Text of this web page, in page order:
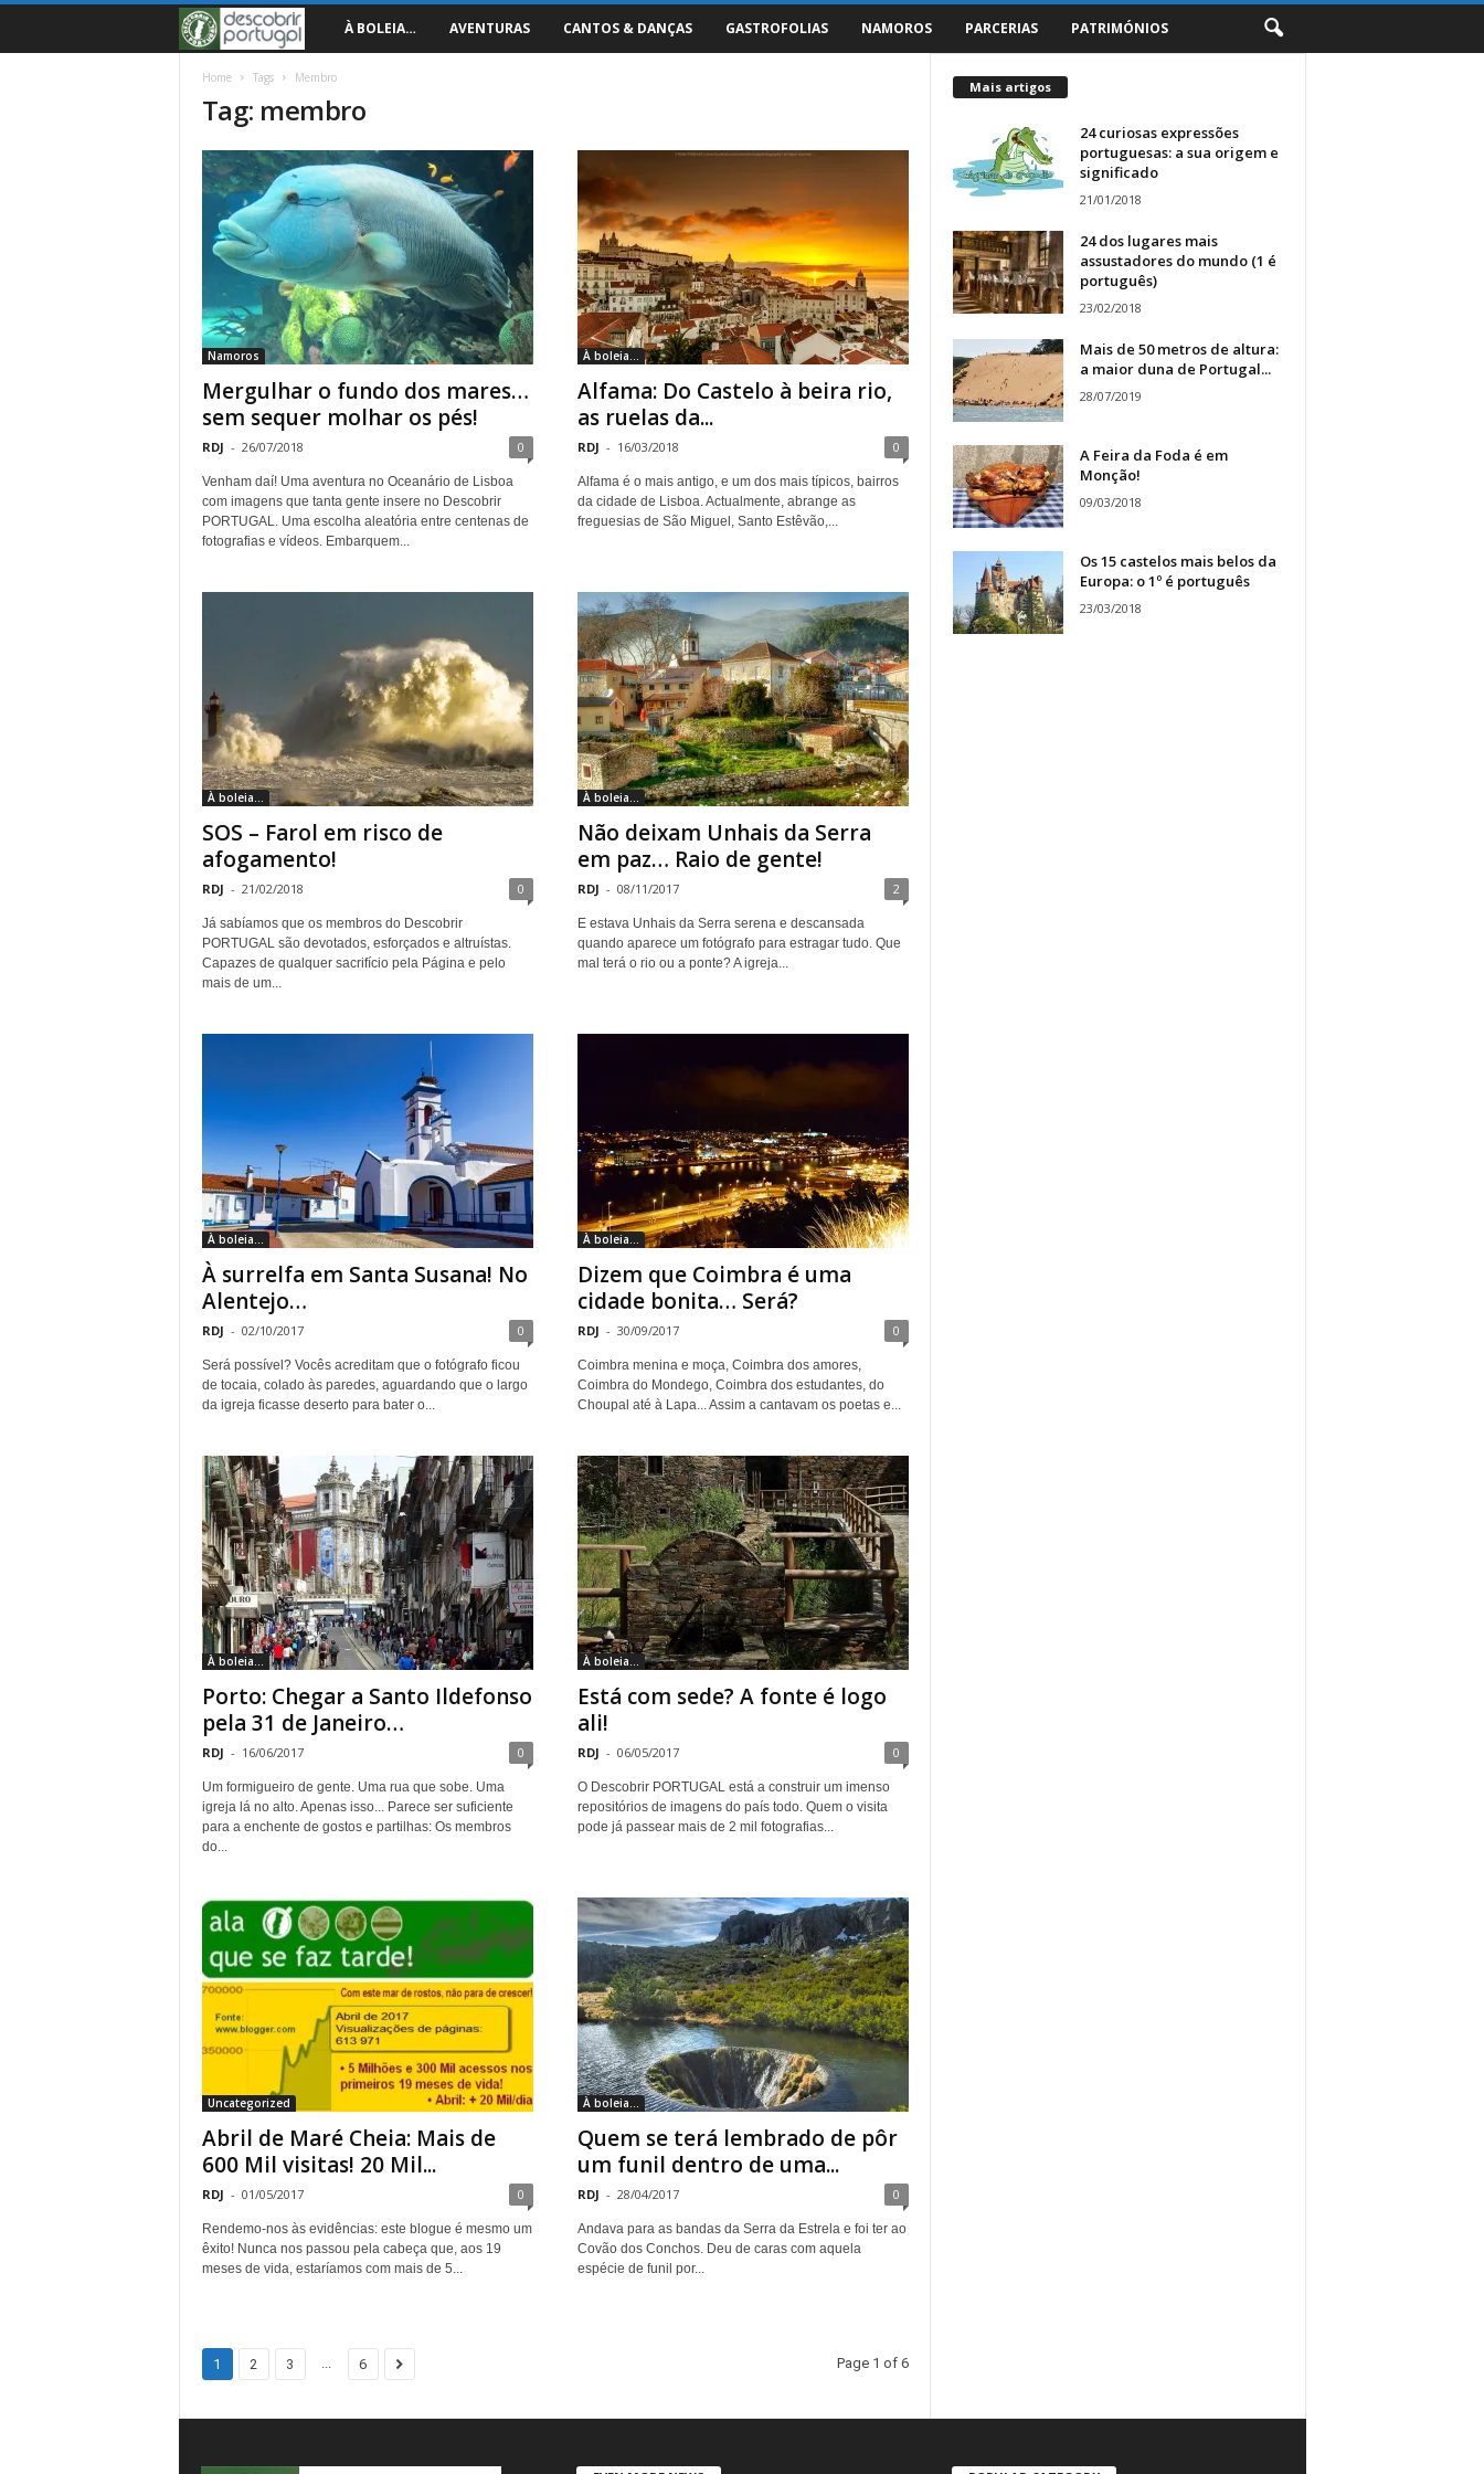
e
s
c
b
r
i
r
a
l
À BOLEIA… AVENTURAS CANTOS & DANÇAS GASTROFOLIAS NAMOROS PARCERIAS PATRIMÓNIOS
Home Tags Membro
Tag: membro
Namoros
Mergulhar o fundo dos mares…
sem sequer molhar os pés!
RDJ - 26/07/2018 0
Venham daí! Uma aventura no Oceanário de Lisboa
com imagens que tanta gente insere no Descobrir
PORTUGAL. Uma escolha aleatória entre centenas de
fotografias e vídeos. Embarquem...
À boleia...
Alfama: Do Castelo à beira rio,
as ruelas da...
RDJ - 16/03/2018 0
Alfama é o mais antigo, e um dos mais típicos, bairros
da cidade de Lisboa. Actualmente, abrange as
freguesias de São Miguel, Santo Estêvão,...
À boleia...
SOS – Farol em risco de
afogamento!
RDJ - 21/02/2018 0
Já sabíamos que os membros do Descobrir
PORTUGAL são devotados, esforçados e altruístas.
Capazes de qualquer sacrifício pela Página e pelo
mais de um...
À boleia...
Não deixam Unhais da Serra
em paz… Raio de gente!
RDJ - 08/11/2017 2
E estava Unhais da Serra serena e descansada
quando aparece um fotógrafo para estragar tudo. Que
mal terá o rio ou a ponte? A igreja...
À boleia...
À surrelfa em Santa Susana! No
Alentejo…
RDJ - 02/10/2017 0
Será possível? Vocês acreditam que o fotógrafo ficou
de tocaia, colado às paredes, aguardando que o largo
da igreja ficasse deserto para bater o...
À boleia...
Dizem que Coimbra é uma
cidade bonita… Será?
RDJ - 30/09/2017 0
Coimbra menina e moça, Coimbra dos amores,
Coimbra do Mondego, Coimbra dos estudantes, do
Choupal até à Lapa... Assim a cantavam os poetas e...
À boleia...
Porto: Chegar a Santo Ildefonso
pela 31 de Janeiro…
RDJ - 16/06/2017 0
Um formigueiro de gente. Uma rua que sobe. Uma
igreja lá no alto. Apenas isso... Parece ser suficiente
para a enchente de gostos e partilhas: Os membros
do...
À boleia...
Está com sede? A fonte é logo
ali!
RDJ - 06/05/2017 0
O Descobrir PORTUGAL está a construir um imenso
repositórios de imagens do país todo. Quem o visita
pode já passear mais de 2 mil fotografias...
Uncategorized
Abril de Maré Cheia: Mais de
600 Mil visitas! 20 Mil...
RDJ - 01/05/2017 0
Rendemo-nos às evidências: este blogue é mesmo um
êxito! Nunca nos passou pela cabeça que, aos 19
meses de vida, estaríamos com mais de 5...
À boleia...
Quem se terá lembrado de pôr
um funil dentro de uma...
RDJ - 28/04/2017 0
Andava para as bandas da Serra da Estrela e foi ter ao
Covão dos Conchos. Deu de caras com aquela
espécie de funil por...
1 2 3 ... 6 Page 1 of 6
Mais artigos
24 curiosas expressões
portuguesas: a sua origem e
significado
21/01/2018
24 dos lugares mais
assustadores do mundo (1 é
português)
23/02/2018
Mais de 50 metros de altura:
a maior duna de Portugal...
28/07/2019
A Feira da Foda é em
Monção!
09/03/2018
Os 15 castelos mais belos da
Europa: o 1º é português
23/03/2018